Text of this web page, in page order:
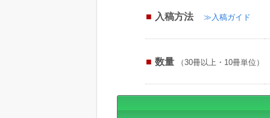
入稿方法 ≫入稿ガイド
数量 （30冊以上・10冊単位）